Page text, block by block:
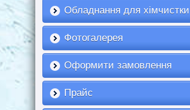
Обладнання для хімчистки
Фотогалерея
Оформити замовлення
Прайс